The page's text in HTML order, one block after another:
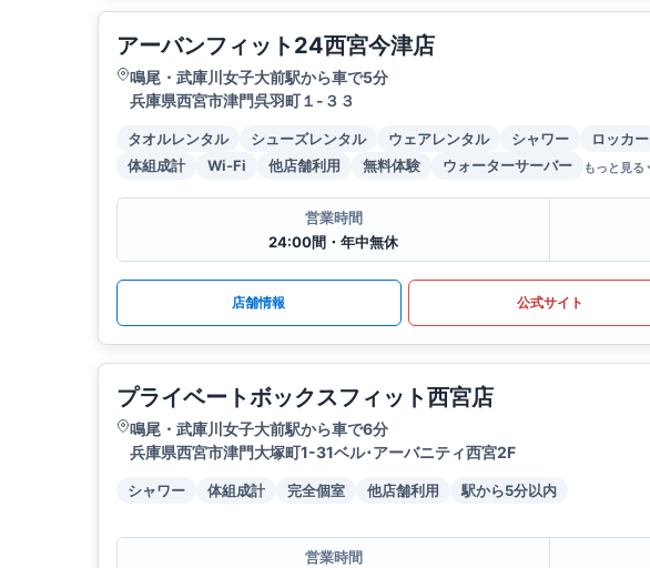
アーバンフィット24西宮今津店
鳴尾・武庫川女子大前駅から車で5分
兵庫県西宮市津門呉羽町１-３３
タオルレンタル シューズレンタル ウェアレンタル シャワー
ロッカー
体組成計
Wi-Fi 他店舗利用 無料体験 ウォーターサーバー もっと見る
営業時間
24:00間・年中無休
店舗情報 公式サイト
プライベートボックスフィット西宮店
鳴尾・武庫川女子大前駅から車で6分
兵庫県西宮市津門大塚町1-31ベル･アーバニティ西宮2F
シャワー 体組成計 完全個室 他店舗利用 駅から5分以内
営業時間